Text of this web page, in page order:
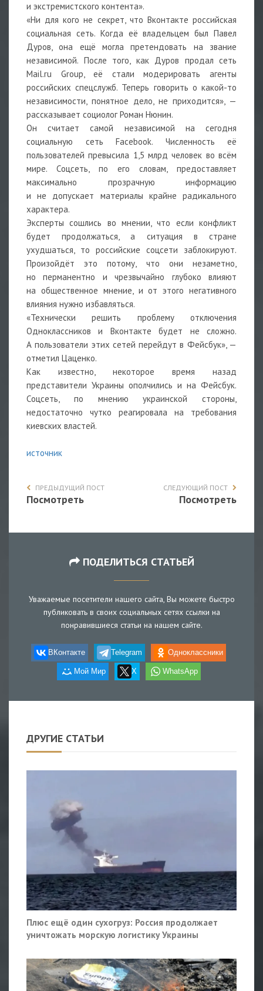
и экстремистского контента».
«Ни для кого не секрет, что Вконтакте российская
социальная сеть. Когда её владельцем был Павел
Дуров, она ещё могла претендовать на звание
независимой. После того, как Дуров продал сеть
Mail.ru Group, её стали модерировать агенты
российских спецслужб. Теперь говорить о какой-то
независимости, понятное дело, не приходится», —
рассказывает социолог Роман Нюнин.
Он считает самой независимой на сегодня
социальную сеть Facebook. Численность её
пользователей превысила 1,5 млрд человек во всём
мире. Соцсеть, по его словам, предоставляет
максимально прозрачную информацию
и не допускает материалы крайне радикального
характера.
Эксперты сошлись во мнении, что если конфликт
будет продолжаться, а ситуация в стране
ухудшаться, то российские соцсети заблокируют.
Произойдёт это потому, что они незаметно,
но перманентно и чрезвычайно глубоко влияют
на общественное мнение, и от этого негативного
влияния нужно избавляться.
«Технически решить проблему отключения
Одноклассников и Вконтакте будет не сложно.
А пользователи этих сетей перейдут в Фейсбук», —
отметил Цаценко.
Как известно, некоторое время назад
представители Украины ополчились и на Фейсбук.
Соцсеть, по мнению украинской стороны,
недостаточно чутко реагировала на требования
киевских властей.
источник
ПРЕДЫДУЩИЙ ПОСТ
Посмотреть
СЛЕДУЮЩИЙ ПОСТ
Посмотреть
ПОДЕЛИТЬСЯ СТАТЬЕЙ
Уважаемые посетители нашего сайта, Вы можете быстро
публиковать в своих социальных сетях ссылки на
понравившиеся статьи на нашем сайте.
ВКонтакте Telegram Одноклассники
Мой Мир X WhatsApp
ДРУГИЕ СТАТЬИ
Плюс ещё один сухогруз: Россия продолжает
уничтожать морскую логистику Украины